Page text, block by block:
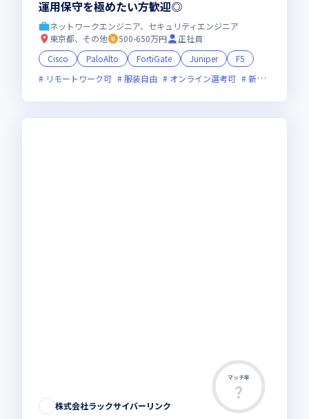
運用保守を極めたい方歓迎◎
ネットワークエンジニア、セキュリティエンジニア
東京都、その他
500-650万円
正社員
Cisco
PaloAlto FortiGate Juniper
F5
リモートワーク可
服装自由 オンライン選考可 新技術に積極的
マッチ率
株式会社ラックサイバーリンク